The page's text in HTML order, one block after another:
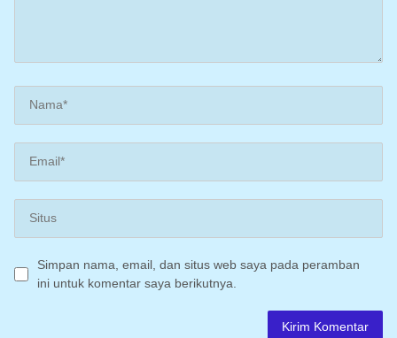
Simpan nama, email, dan situs web saya pada peramban
ini untuk komentar saya berikutnya.